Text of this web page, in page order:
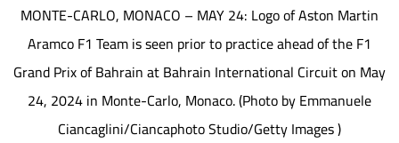
MONTE-CARLO, MONACO – MAY 24: Logo of Aston Martin
Aramco F1 Team is seen prior to practice ahead of the F1
Grand Prix of Bahrain at Bahrain International Circuit on May
24, 2024 in Monte-Carlo, Monaco. (Photo by Emmanuele
Ciancaglini/Ciancaphoto Studio/Getty Images )